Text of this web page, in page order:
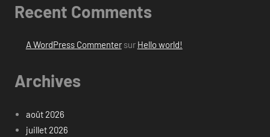
Recent Comments
A WordPress Commentersur Hello world!
Archives
août 2026
juillet 2026